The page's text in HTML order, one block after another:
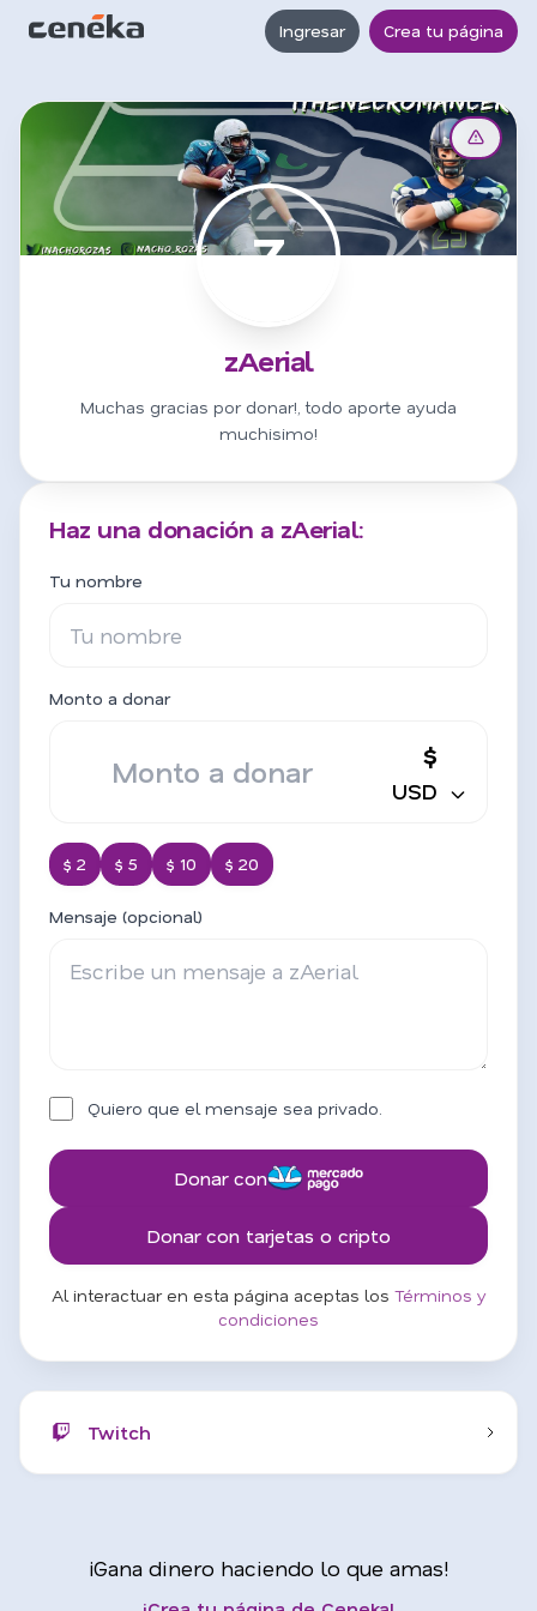
Ingresar Crea tu página
Z
zAerial
Muchas gracias por donar!, todo aporte ayuda
muchisimo!
Haz una donación a zAerial:
Tu nombre
Monto a donar
$
USD
$ 2 $ 5 $ 10 $ 20
Mensaje (opcional)
Quiero que el mensaje sea privado.
Donar con
Donar con tarjetas o cripto
Al interactuar en esta página aceptas los Términos y
condiciones
Twitch
¡Gana dinero haciendo lo que amas!